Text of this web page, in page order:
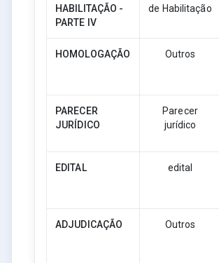
HABILITAÇÃO -
PARTE IV
de Habilitação
HOMOLOGAÇÃO Outros
PARECER
JURÍDICO
Parecer
jurídico
EDITAL edital
ADJUDICAÇÃO Outros